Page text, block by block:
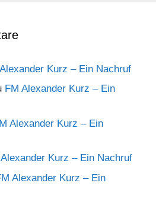
Kurz – Ein Nachruf
FM Alexander Kurz – Ein
Alexander Kurz – Ein
Kurz – Ein Nachruf
Alexander Kurz – Ein